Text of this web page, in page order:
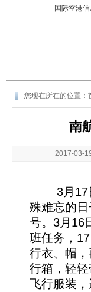
国际空港信
您现在所在的位置：
南
2017-03-
3月17日
殊难忘的
号。3月16
班任务，
行衣、帽
行箱，轻
飞行服装